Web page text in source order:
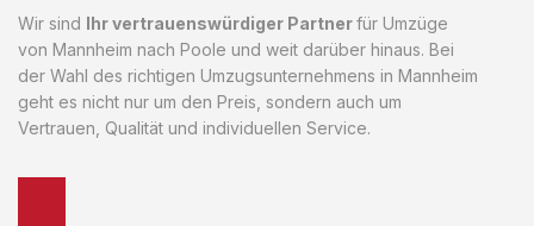
Wir sind Ihr vertrauenswürdiger Partnerfür Umzüge
von Mannheim nach Poole und weit darüber hinaus. Bei
der Wahl des richtigen Umzugsunternehmens in Mannheim
geht es nicht nur um den Preis, sondern auch um
Vertrauen, Qualität und individuellen Service.